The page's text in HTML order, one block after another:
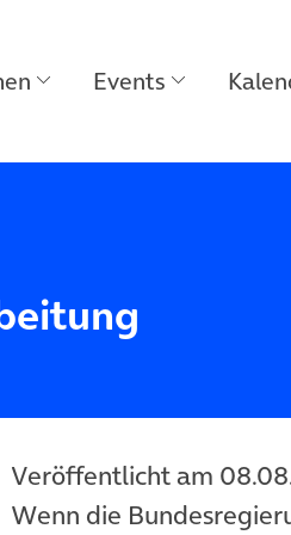
Events
Veröffentlicht am
Wenn die